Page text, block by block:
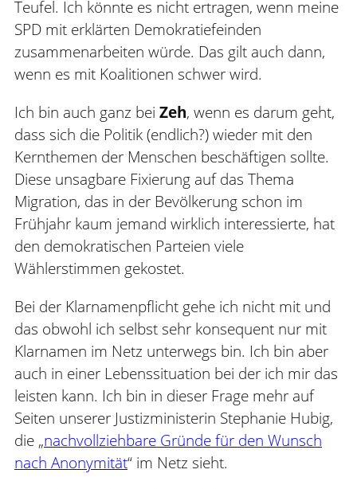
Teufel. Ich könnte es nicht ertragen, wenn meine
SPD mit erklärten Demokratiefeinden
zusammenarbeiten würde. Das gilt auch dann,
wenn es mit Koalitionen schwer wird.
Ich bin auch ganz bei Zeh, wenn es darum geht,
dass sich die Politik (endlich?) wieder mit den
Kernthemen der Menschen beschäftigen sollte.
Diese unsagbare Fixierung auf das Thema
Migration, das in der Bevölkerung schon im
Frühjahr kaum jemand wirklich interessierte, hat
den demokratischen Parteien viele
Wählerstimmen gekostet.
Bei der Klarnamenpflicht gehe ich nicht mit und
das obwohl ich selbst sehr konsequent nur mit
Klarnamen im Netz unterwegs bin. Ich bin aber
auch in einer Lebenssituation bei der ich mir das
leisten kann. Ich bin in dieser Frage mehr auf
Seiten unserer Justizministerin Stephanie Hubig,
die „nachvollziehbare Gründe für den Wunsch
nach Anonymität“ im Netz sieht.